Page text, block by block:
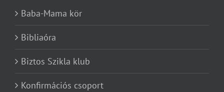
Baba-Mama kör
Bibliaóra
Biztos Szikla klub
Konfirmációs csoport